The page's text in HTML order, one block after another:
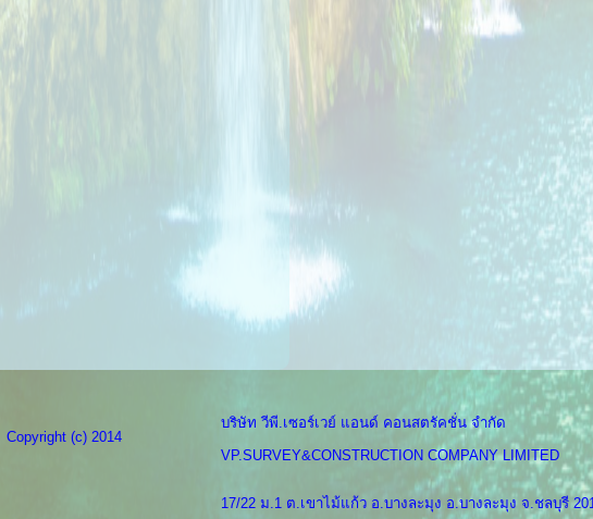
Copyright (c) 2014
บริษัท วีพี.เซอร์เวย์ แอนด์ คอนสตรัคชั่น จำกัด
VP.SURVEY&CONSTRUCTION COMPANY LIMITED
17/22 ม.1 ต.เขาไม้แก้ว อ.บางละมุง อ.บางละมุง จ.ชลบุรี